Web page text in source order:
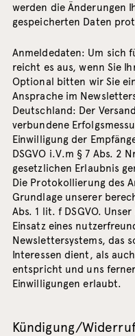
werden die Änderungen
gespeicherten Daten
Anmeldedaten: Um sich
reicht es aus, wenn Sie
Optional bitten wir Sie
Ansprache im
Deutschland: Der
verbundene
Einwilligung der
DSGVO i.V.m § 7 Abs. 2
gesetzlichen Erlaubnis
Die Protokollierung des
Grundlage unserer
Abs. 1 lit. f DSGVO.
Einsatz eines
Newslettersystems, das
Interessen dient, als
entspricht und uns
Einwilligungen erlaubt.
Kündigung/